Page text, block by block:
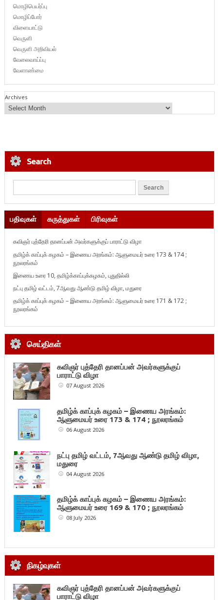
மொழிபெயர்ப்பு
மொழிப்போர்
விளையாட்டு
வெருளி
வெருளி அறிவியல்
வேலைவாய்ப்பு
வேளாண்மை
Archives
Search
பதிவுகள் கருத்துகள் பிரிவுகள்
கவிஞர் புத்தேரி தானப்பன் அவர்களுக்குப் பாராட்டு விழா
தமிழ்க் காப்புக் கழகம் – இணைய அரங்கம்: ஆளுமையர் உரை 173 & 174 ;
நூலரங்கம்
இணைய உரை 10, தமிழ்க்காப்புக்கழகம், புதுதில்லி
நட்பு தமிழ் வட்டம், 7ஆவது ஆண்டு தமிழ் விழா, மதுரை
தமிழ்க் காப்புக் கழகம் – இணைய அரங்கம்: ஆளுமையர் உரை 171 & 172 ;
நூலரங்கம்
செய்திகள்
கவிஞர் புத்தேரி தானப்பன் அவர்களுக்குப்
பாராட்டு விழா
07 August 2026
தமிழ்க் காப்புக் கழகம் – இணைய அரங்கம்:
ஆளுமையர் உரை 173 & 174 ; நூலரங்கம்
06 August 2026
நட்பு தமிழ் வட்டம், 7ஆவது ஆண்டு தமிழ் விழா,
மதுரை
04 August 2026
தமிழ்க் காப்புக் கழகம் – இணைய அரங்கம்:
ஆளுமையர் உரை 169 & 170 ; நூலரங்கம்
08 July 2026
நிகழ்வுகள்
கவிஞர் புத்தேரி தானப்பன் அவர்களுக்குப்
பாராட்டு விழா